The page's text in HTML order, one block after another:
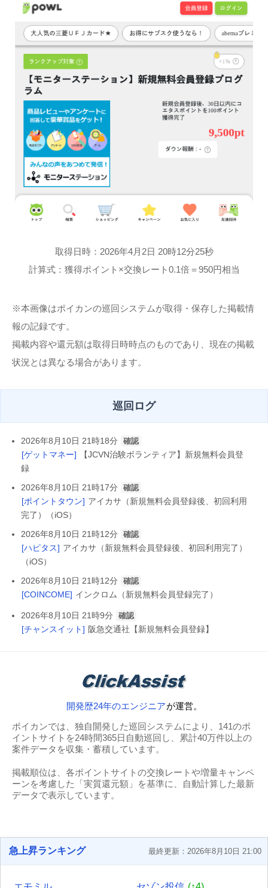
取得日時：2026年4月2日 20時12分25秒
計算式：獲得ポイント×交換レート0.1倍＝950円相当
※本画像はポイカンの巡回システムが取得・保存した掲載情
報の記録です。
掲載内容や還元額は取得日時時点のものであり、現在の掲載
状況とは異なる場合があります。
巡回ログ
2026年8月10日 21時18分 確認
[ゲットマネー]
【JCVN治験ボランティア】新規無料会員登
録
2026年8月10日 21時17分
確認
[ポイントタウン] アイカサ（新規無料会員登録後、初回利用
完了）（iOS）
2026年8月10日 21時12分
確認
[ハピタス] アイカサ（新規無料会員登録後、初回利用完了）
（iOS）
2026年8月10日 21時12分
確認
[COINCOME] インクロム（新規無料会員登録完了）
2026年8月10日 21時9分 確認
[チャンスイット] 阪急交通社【新規無料会員登録】
開発歴24年のエンジニアが運営。
ポイカンでは、独自開発した巡回システムにより、141のポ
イントサイトを24時間365日自動巡回し、累計40万件以上の
案件データを収集・蓄積しています。
掲載順位は、各ポイントサイトの交換レートや増量キャンペ
ーンを考慮した「実質還元額」を基準に、自動計算した最新
データで表示しています。
急上昇ランキング 最終更新：2026年8月10日 21:00